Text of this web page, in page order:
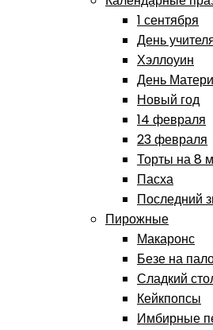
1 сентября
День
Хэллоуин
День Матери
Новый год
14 февраля
23 февраля
Торты на 8
Пасха
Последний
Пирожные
Макаронс
Безе на
Сладкий
Кейкпопсы
Имбирные